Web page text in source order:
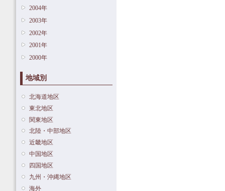
2004年
2003年
2002年
2001年
2000年
地域別
北海道地区
東北地区
関東地区
北陸・中部地区
近畿地区
中国地区
四国地区
九州・沖縄地区
海外